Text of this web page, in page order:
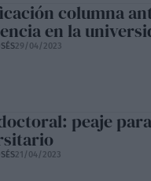
columna
en la
29/04/2023
peaje
21/04/2023